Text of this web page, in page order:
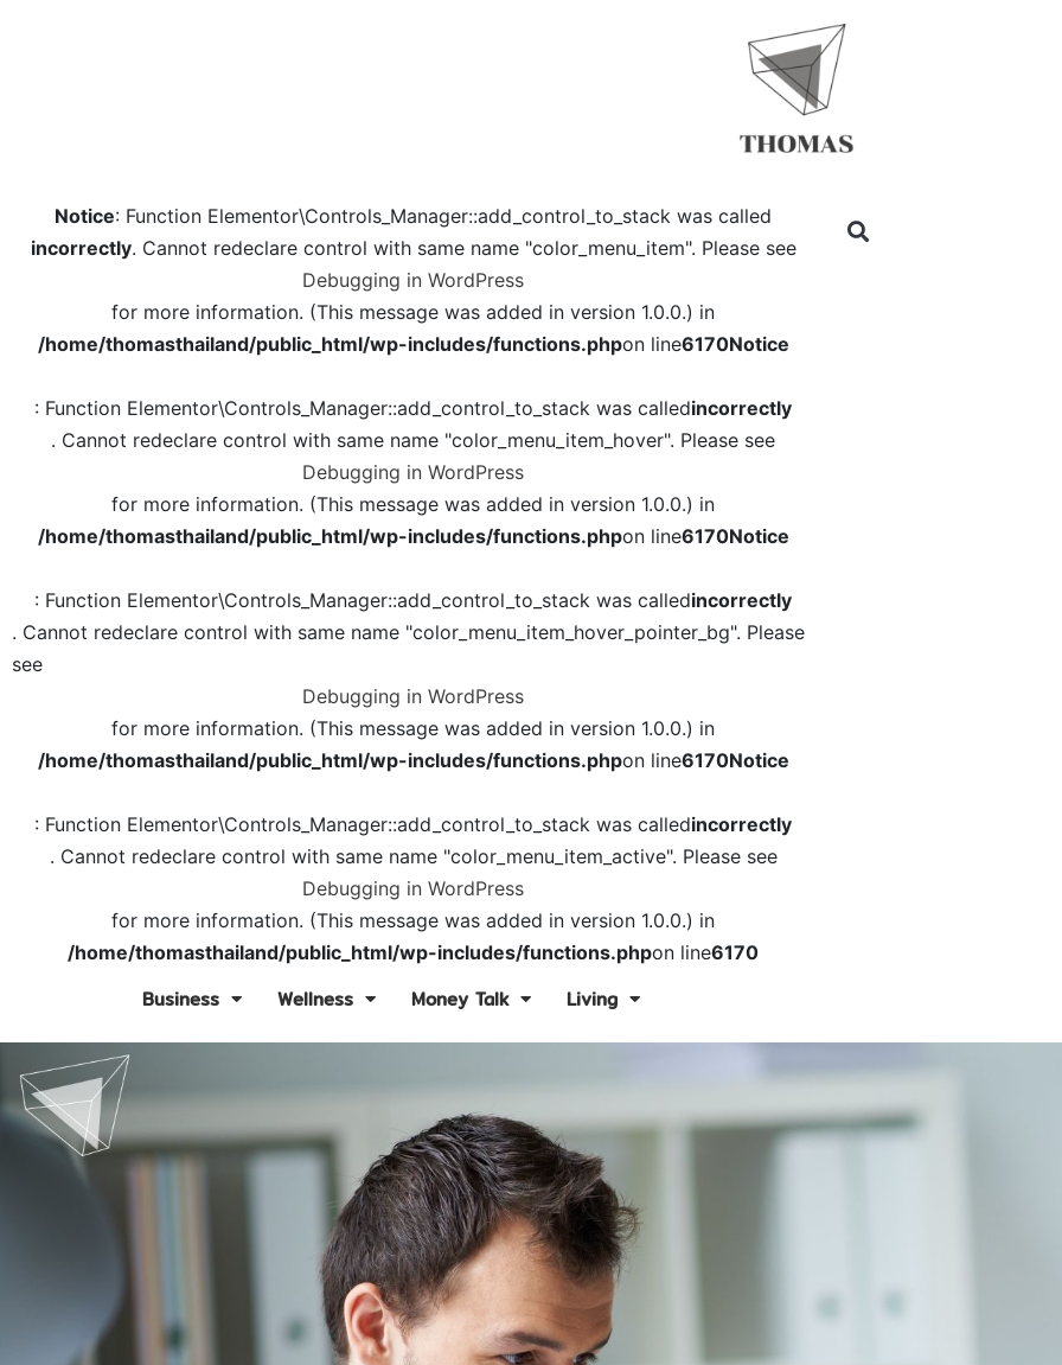
Notice: Function Elementor\Controls_Manager::add_control_to_stack was called
incorrectly. Cannot redeclare control with same name "color_menu_item". Please see
Debugging in WordPress
for more information. (This message was added in version 1.0.0.) in
/home/thomasthailand/public_html/wp-includes/functions.phpon line6170Notice
: Function Elementor\Controls_Manager::add_control_to_stack was calledincorrectly
. Cannot redeclare control with same name "color_menu_item_hover". Please see
Debugging in WordPress
for more information. (This message was added in version 1.0.0.) in
/home/thomasthailand/public_html/wp-includes/functions.phpon line6170Notice
: Function Elementor\Controls_Manager::add_control_to_stack was calledincorrectly
. Cannot redeclare control with same name "color_menu_item_hover_pointer_bg". Please
see
Debugging in WordPress
for more information. (This message was added in version 1.0.0.) in
/home/thomasthailand/public_html/wp-includes/functions.phpon line6170Notice
: Function Elementor\Controls_Manager::add_control_to_stack was calledincorrectly
. Cannot redeclare control with same name "color_menu_item_active". Please see
Debugging in WordPress
for more information. (This message was added in version 1.0.0.) in
/home/thomasthailand/public_html/wp-includes/functions.phpon line6170
Business Wellness Money Talk Living